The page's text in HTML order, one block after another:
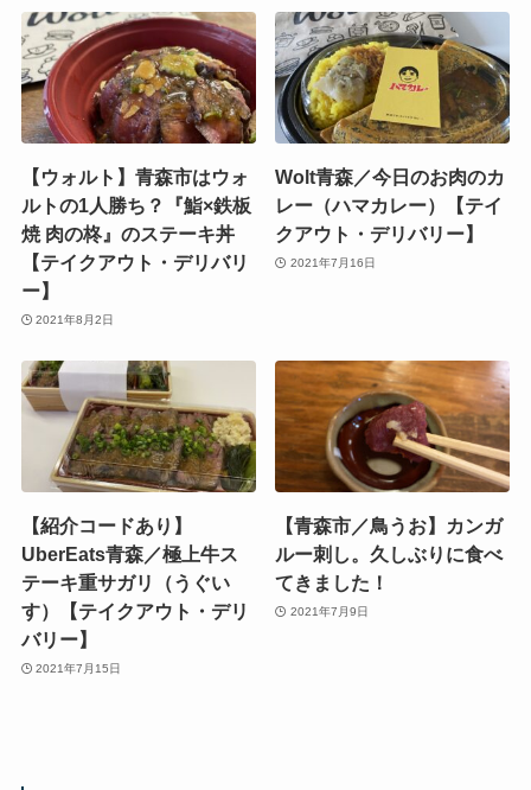
【ウォルト】青森市はウォ
ルトの1人勝ち？『鮨×鉄板
焼 肉の柊』のステーキ丼
【テイクアウト・デリバリ
ー】
2021年8月2日
Wolt青森／今日のお肉のカ
レー（ハマカレー）【テイ
クアウト・デリバリー】
2021年7月16日
【紹介コードあり】
UberEats青森／極上牛ス
テーキ重サガリ（うぐい
す）【テイクアウト・デリ
バリー】
2021年7月15日
【青森市／鳥うお】カンガ
ルー刺し。久しぶりに食べ
てきました！
2021年7月9日